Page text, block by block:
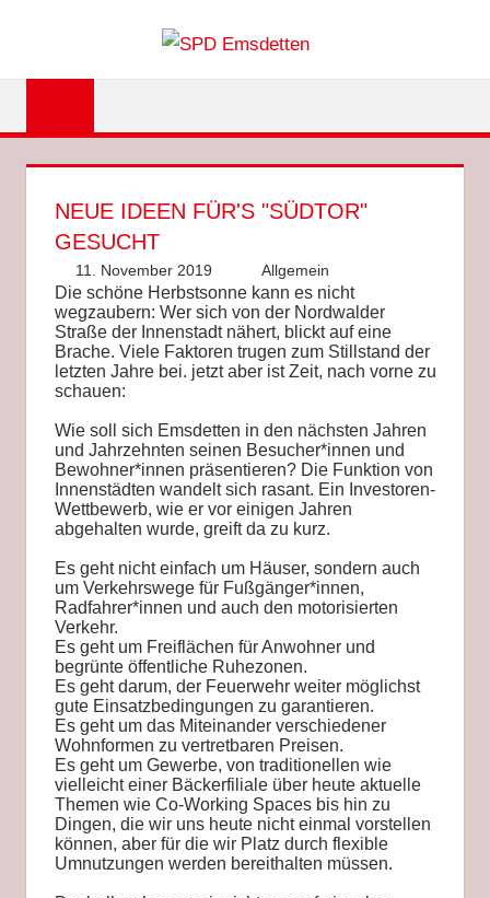
springen
NEUE IDEEN FÜR'S "SÜDTOR"
GESUCHT
11. November 2019 Sascha Höcker
Allgemein
Die schöne Herbstsonne kann es nicht
wegzaubern: Wer sich von der Nordwalder
Straße der Innenstadt nähert, blickt auf eine
Brache. Viele Faktoren trugen zum Stillstand der
letzten Jahre bei. jetzt aber ist Zeit, nach vorne zu
schauen:
Wie soll sich Emsdetten in den nächsten Jahren
und Jahrzehnten seinen Besucher*innen und
Bewohner*innen präsentieren? Die Funktion von
Innenstädten wandelt sich rasant. Ein Investoren-
Wettbewerb, wie er vor einigen Jahren
abgehalten wurde, greift da zu kurz.
Es geht nicht einfach um Häuser, sondern auch
um Verkehrswege für Fußgänger*innen,
Radfahrer*innen und auch den motorisierten
Verkehr.
Es geht um Freiflächen für Anwohner und
begrünte öffentliche Ruhezonen.
Es geht darum, der Feuerwehr weiter möglichst
gute Einsatzbedingungen zu garantieren.
Es geht um das Miteinander verschiedener
Wohnformen zu vertretbaren Preisen.
Es geht um Gewerbe, von traditionellen wie
vielleicht einer Bäckerfiliale über heute aktuelle
Themen wie Co-Working Spaces bis hin zu
Dingen, die wir uns heute nicht einmal vorstellen
können, aber für die wir Platz durch flexible
Umnutzungen werden bereithalten müssen.